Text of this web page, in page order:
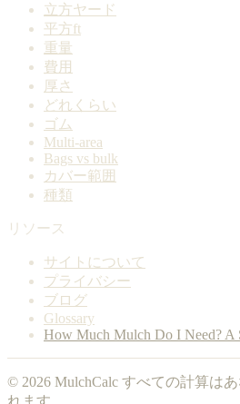
立方ヤード
平方ft
重量
費用
厚さ
どれくらい
ゴム
Multi-area
Bags vs bulk
カバー範囲
種類
リソース
サイトについて
プライバシー
ブログ
Glossary
How Much Mulch Do I Need?
© 2026 MulchCalc すべての計算は
れます。